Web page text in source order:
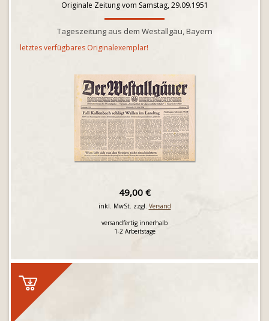
Originale Zeitung vom Samstag, 29.09.1951
Tageszeitung aus dem Westallgäu, Bayern
letztes verfügbares Originalexemplar!
49,00 €
inkl. MwSt. zzgl. Versand
versandfertig innerhalb
1-2 Arbeitstage